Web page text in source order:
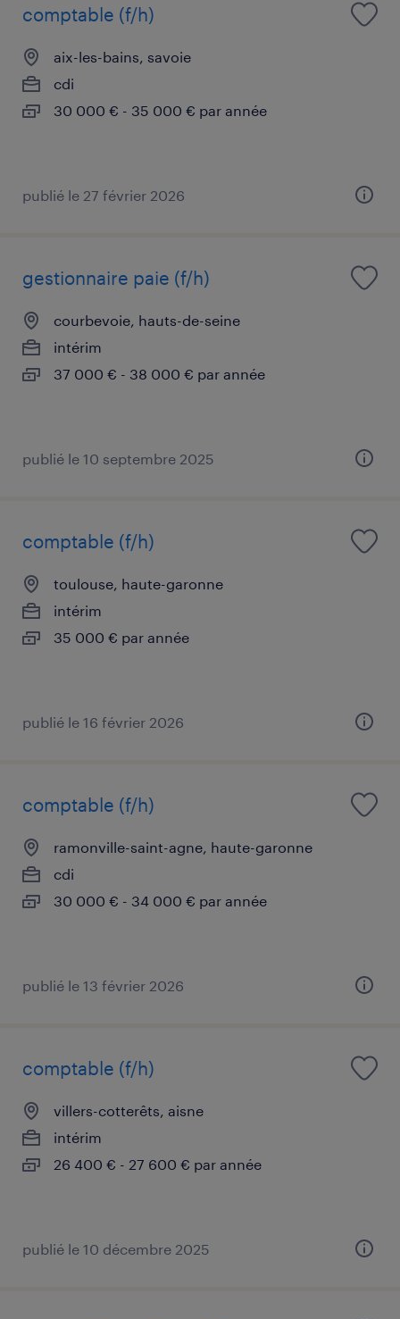
comptable (f/h)
aix-les-bains, savoie
cdi
30 000 € - 35 000 € par année
publié le 27 février 2026
gestionnaire paie (f/h)
courbevoie, hauts-de-seine
intérim
37 000 € - 38 000 € par année
publié le 10 septembre 2025
comptable (f/h)
toulouse, haute-garonne
intérim
35 000 € par année
publié le 16 février 2026
comptable (f/h)
ramonville-saint-agne, haute-garonne
cdi
30 000 € - 34 000 € par année
publié le 13 février 2026
comptable (f/h)
villers-cotterêts, aisne
intérim
26 400 € - 27 600 € par année
publié le 10 décembre 2025